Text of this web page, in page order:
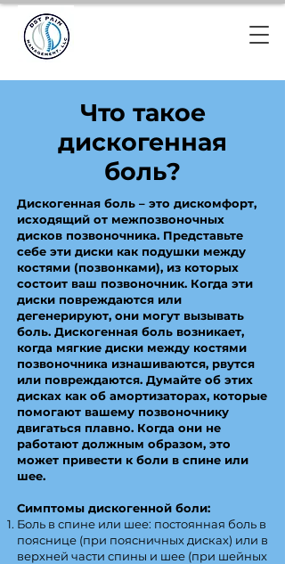
Что такое
дискогенная
боль?
Дискогенная боль – это дискомфорт,
исходящий от межпозвоночных
дисков позвоночника. Представьте
себе эти диски как подушки между
костями (позвонками), из которых
состоит ваш позвоночник. Когда эти
диски повреждаются или
дегенерируют, они могут вызывать
боль. Дискогенная боль возникает,
когда мягкие диски между костями
позвоночника изнашиваются, рвутся
или повреждаются. Думайте об этих
дисках как об амортизаторах, которые
помогают вашему позвоночнику
двигаться плавно. Когда они не
работают должным образом, это
может привести к боли в спине или
шее.
Симптомы дискогенной боли:
Боль в спине или шее: постоянная боль в
пояснице (при поясничных дисках) или в
верхней части спины и шее (при шейных